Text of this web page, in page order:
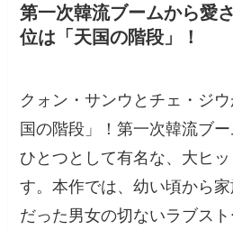
第一次韓流ブームから愛
位は「天国の階段」！
クォン・サンウとチェ・ジ
国の階段」！第一次韓流ブ
ひとつとして有名な、大ヒ
す。本作では、幼い頃から
だった男女の切ないラブス